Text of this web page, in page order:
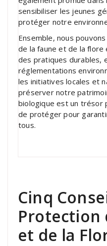
sensibiliser les jeunes
protéger notre
Ensemble, nous
de la faune et de la
des pratiques durables,
réglementations
les initiatives locales et
préserver notre
biologique est un trésor
de protéger pour
tous.
Cinq
Protection
et de la